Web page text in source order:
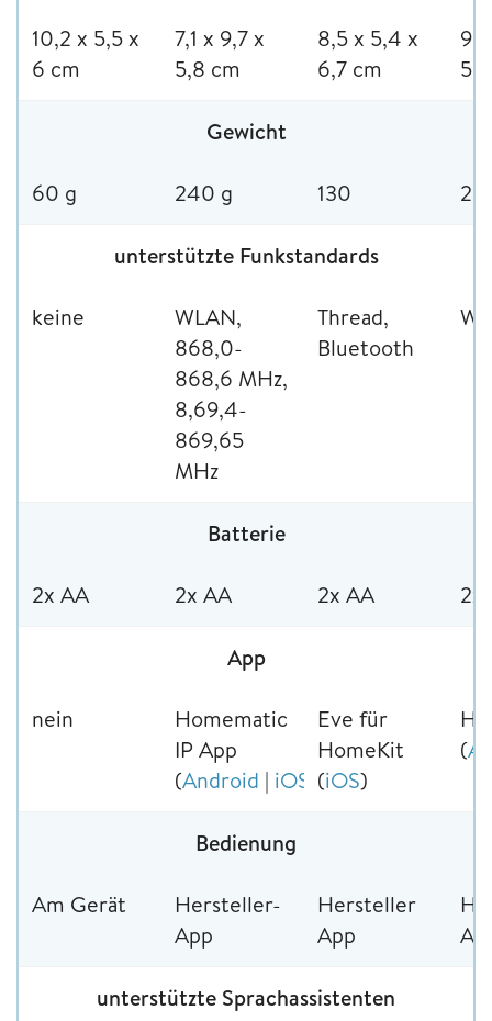
10,2 x 5,5 x
6 cm
7,1 x 9,7 x
5,8 cm
8,5 x 5,4 x
6,7 cm
Gewicht
60 g 240 g 130
unterstützte Funkstandards
keine
WLAN,
868,0-
868,6 MHz,
8,69,4-
869,65
MHz
Thread,
Bluetooth
Batterie
2x AA 2x AA 2x AA 2x
App
nein
Homematic
IP App
(Android | iOS
Eve für
HomeKit
(iOS)
(
Bedienung
Am Gerät
Hersteller-
App
Hersteller
App
unterstützte Sprachassistenten